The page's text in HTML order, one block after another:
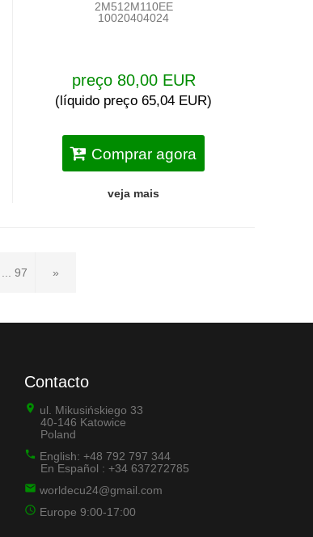
2M512M110EE
10020404024
preço 80,00 EUR
(líquido preço 65,04 EUR)
Comprar agora
veja mais
... 97 »
Contacto
ul. Mikusińskiego 33
40-146 Katowice
Poland
English: +48 792 797 344
En Español : +34 637272785
worldecu24@gmail.com
Europe 9:00-17:00